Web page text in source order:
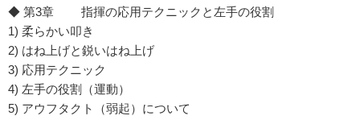
◆ 第3章 指揮の応用テクニックと左手の役割
1) 柔らかい叩き
2) はね上げと鋭いはね上げ
3) 応用テクニック
4) 左手の役割（運動）
5) アウフタクト（弱起）について